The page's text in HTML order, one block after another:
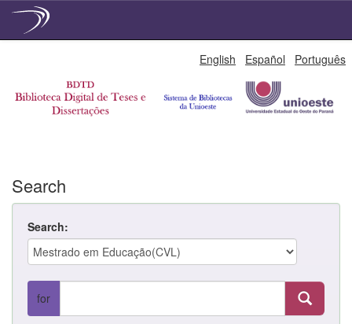
English Español Português
Search
Search:
for